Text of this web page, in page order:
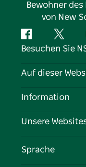
Bewohner
von New
FacebookTwitter
Besuchen Sie
Kontaktieren Sie
Cookie-Hinweis
Auf dieser
Reiseziele
Veranstaltungen
Information
Unternehmen in
Unsere
Sprache